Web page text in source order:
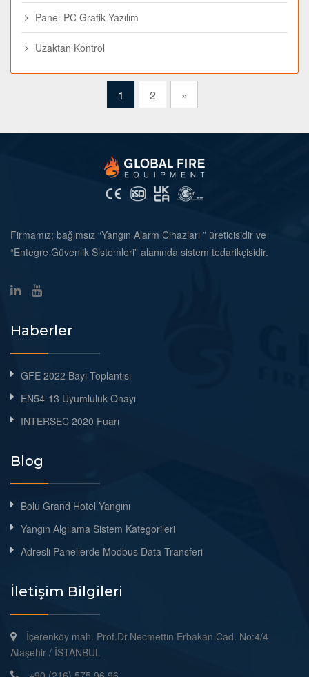
Panel-PC Grafik Yazılım
Uzaktan Kontrol
1 2 »
Firmamız; bağımsız “Yangın Alarm Cihazları ” üreticisidir ve
“Entegre Güvenlik Sistemleri” alanında sistem tedarikçisidir.
Haberler
GFE 2022 Bayi Toplantısı
EN54-13 Uyumluluk Onayı
INTERSEC 2020 Fuarı
Blog
Bolu Grand Hotel Yangını
Yangın Algılama Sistem Kategorileri
Adresli Panellerde Modbus Data Transferi
İletişim Bilgileri
İçerenköy mah. Prof.Dr.Necmettin Erbakan Cad. No:4/4
Ataşehir / İSTANBUL